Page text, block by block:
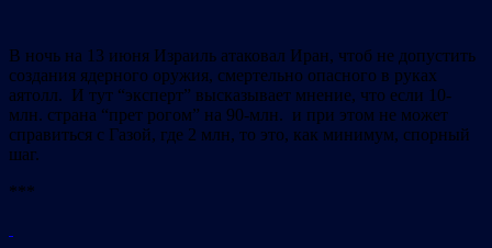
В ночь на 13 июня Израиль атаковал Иран, чтоб не допустить
создания ядерного оружия, смертельно опасного в руках
аятолл. И тут “эксперт” высказывает мнение, что если 10-
млн. страна “прет рогом” на 90-млн. и при этом не может
справиться с Газой, где 2 млн, то это, как минимум, спорный
шаг.
***